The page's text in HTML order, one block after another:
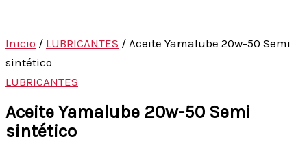
Inicio / LUBRICANTES / Aceite Yamalube 20w-50 Semi
sintético
LUBRICANTES
Aceite Yamalube 20w-50 Semi
sintético